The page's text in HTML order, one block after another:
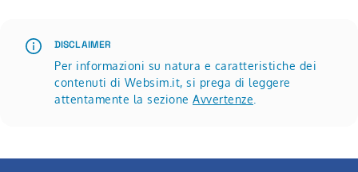
DISCLAIMER
Per informazioni su natura e caratteristiche dei
contenuti di Websim.it, si prega di leggere
attentamente la sezione Avvertenze